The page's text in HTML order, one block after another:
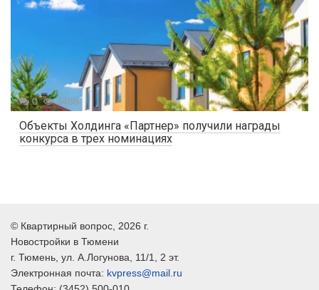
Объекты Холдинга «Партнер» получили награды
конкурса в трех номинациях
0 3485
© Квартирный вопрос , 2026 г.
Новостройки в Тюмени
г. Тюмень , ул. А.Логунова, 11/1, 2 эт.
Электронная почта: kvpress@mail.ru